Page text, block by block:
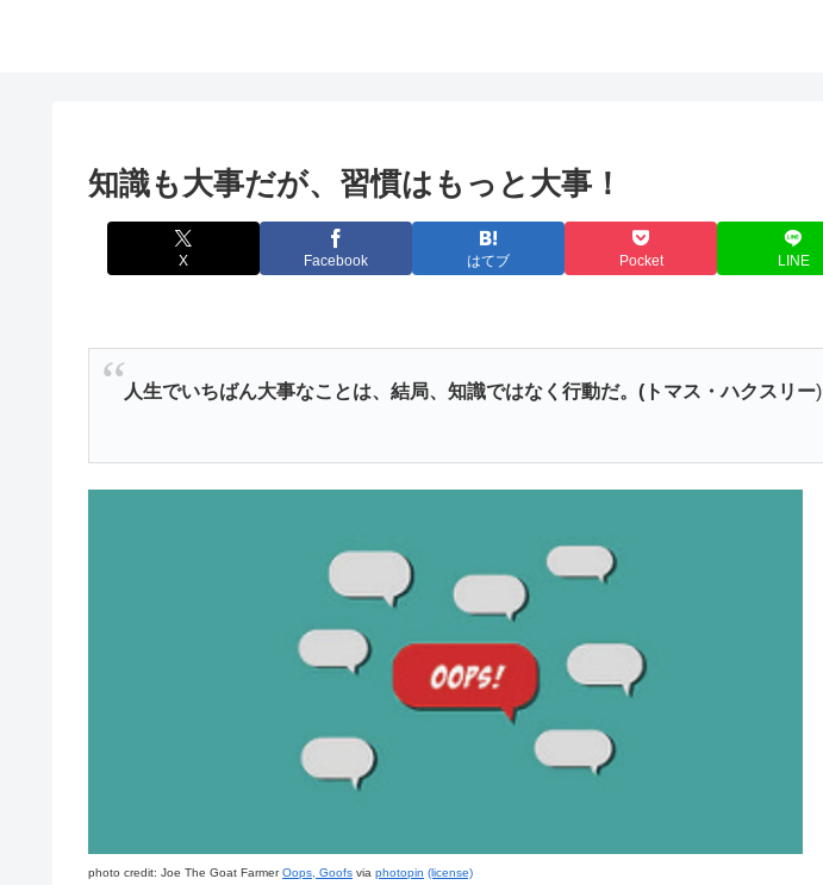
知識も大事だが、習慣はもっと大事！
X Facebook はてブ Pocket LINE
人生でいちばん大事なことは、結局、知識ではなく行動だ。(トマス・ハクスリー)
photo credit: Joe The Goat FarmerOops, Goofs via photopin (license)